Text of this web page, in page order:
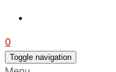
0
Toggle navigation